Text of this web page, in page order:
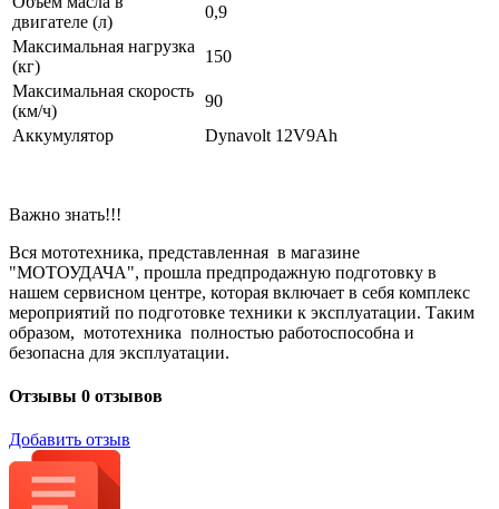
двигателе (л)
0,9
Максимальная нагрузка
(кг)
150
Максимальная скорость
(км/ч)
90
Аккумулятор
Dynavolt 12V9Ah
Важно знать!!!
Вся мототехника, представленная в магазине
"МОТОУДАЧА", прошла предпродажную подготовку в
нашем сервисном центре, которая включает в себя комплекс
мероприятий по подготовке техники к эксплуатации. Таким
образом, мототехника полностью работоспособна и
безопасна для эксплуатации.
Отзывы 0 отзывов
Добавить отзыв